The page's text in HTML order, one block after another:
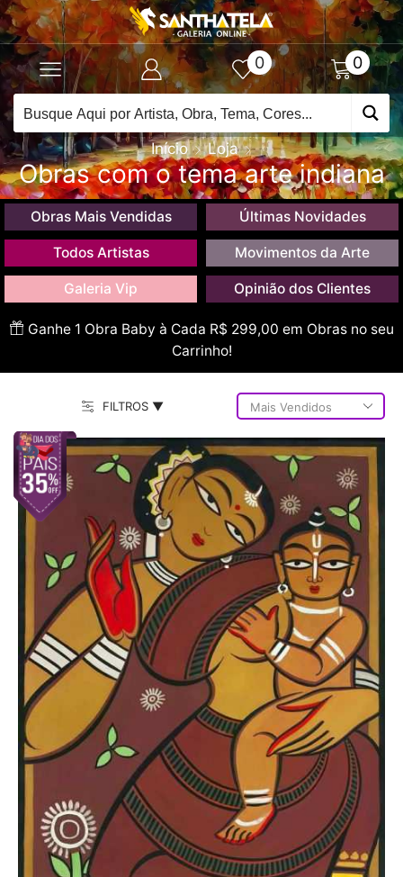
0 0
Início Loja
Obras com o tema arte indiana
Obras Mais Vendidas Últimas Novidades
Todos Artistas Movimentos da Arte
Galeria Vip Opinião dos Clientes
Ganhe 1 Obra Baby à Cada R$ 299,00 em Obras no seu
Carrinho!
FILTROS ▼